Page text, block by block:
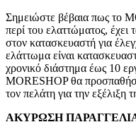
Σημειώστε βέβαια πως το
περί του ελαττώματος, έχει
στον κατασκευαστή για
ελάττωμα είναι
χρονικό διάστημα έως 10
MORESHOP θα
τον πελάτη για την εξέλιξη
ΑΚΥΡΩΣΗ